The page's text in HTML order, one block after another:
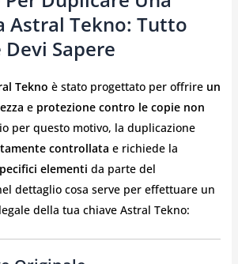
Astral Tekno: Tutto
Sapere
Tekno è stato progettato per offrire un
e protezione contro le copie non
per questo motivo, la duplicazione
controllata e richiede la
elementi da parte del
dettaglio cosa serve per effettuare un
della tua chiave Astral Tekno: